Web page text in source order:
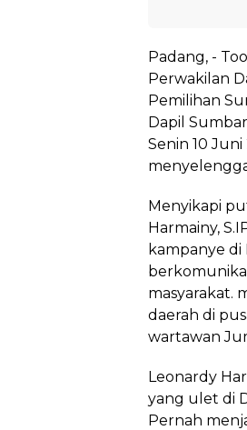
Padang, -
Perwakilan
Pemilihan
Dapil
Senin 10
Menyikapi
Harmainy,
kampanye di
masyarakat.
daerah di
wartawan
Leonardy
yang ulet di
Pernah